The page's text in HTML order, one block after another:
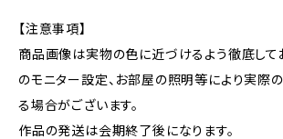
【注意事項】
商品画像は実物の色に近づけるよう徹底して
のモニター設定、お部屋の照明等により実際
る場合がございます。
作品の発送は会期終了後になります。